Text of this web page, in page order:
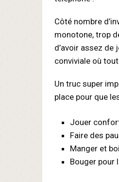
Côté nombre
monotone, trop
d’avoir assez
conviviale où
Un truc super
place pour que
Jouer
Faire des
Manger et
Bouger pour